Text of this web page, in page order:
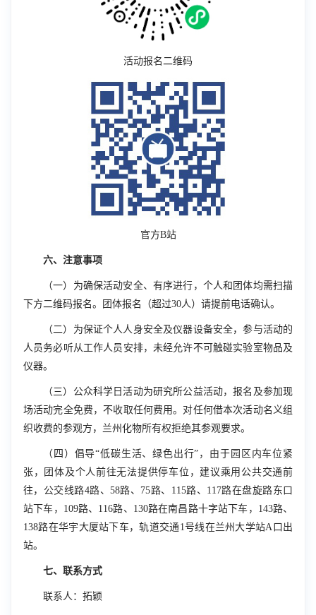
活动报名二维码
官方B站
六、注意事项
（一）为确保活动安全、有序进行，个人和团体均需扫描
下方二维码报名。团体报名（超过30人）请提前电话确认。
（二）为保证个人人身安全及仪器设备安全，参与活动的
人员务必听从工作人员安排，未经允许不可触碰实验室物品及
仪器。
（三）公众科学日活动为研究所公益活动，报名及参加现
场活动完全免费，不收取任何费用。对任何借本次活动名义组
织收费的参观方，兰州化物所有权拒绝其参观要求。
（四）倡导“低碳生活、绿色出行”，由于园区内车位紧
张，团体及个人前往无法提供停车位，建议乘用公共交通前
往，公交线路4路、 58路、 75路、 115路、 117路在盘旋路东口
站下车， 109路、 116路、 130路在南昌路十字站下车， 143路、
138路在华宇大厦站下车，轨道交通 1号线在兰州大学站A 口出
站。
七、联系方式
联系人：拓颖